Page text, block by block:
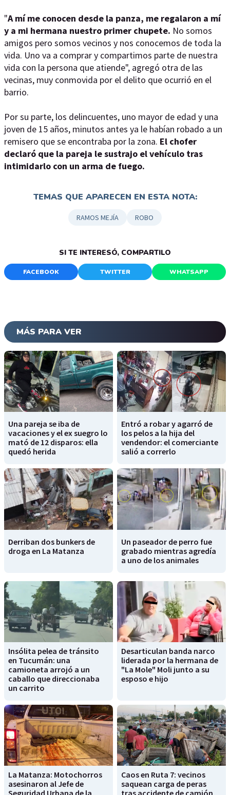
"A mí me conocen desde la panza, me regalaron a mí
y a mi hermana nuestro primer chupete. No somos
amigos pero somos vecinos y nos conocemos de toda la
vida. Uno va a comprar y compartimos parte de nuestra
vida con la persona que atiende", agregó otra de las
vecinas, muy conmovida por el delito que ocurrió en el
barrio.
Por su parte, los delincuentes, uno mayor de edad y una
joven de 15 años, minutos antes ya le habían robado a un
remisero que se encontraba por la zona. El chofer
declaró que la pareja le sustrajo el vehículo tras
intimidarlo con un arma de fuego.
TEMAS QUE APARECEN EN ESTA NOTA:
RAMOS MEJÍA ROBO
SI TE INTERESÓ, COMPARTILO
FACEBOOK TWITTER WHATSAPP
MÁS PARA VER
Una pareja se iba de
vacaciones y el ex suegro lo
mató de 12 disparos: ella
quedó herida
Entró a robar y agarró de
los pelos a la hija del
vendendor: el comerciante
salió a correrlo
Derriban dos bunkers de
droga en La Matanza
Un paseador de perro fue
grabado mientras agredía
a uno de los animales
Insólita pelea de tránsito
en Tucumán: una
camioneta arrojó a un
caballo que direccionaba
un carrito
Desarticulan banda narco
liderada por la hermana de
"La Mole" Moli junto a su
esposo e hijo
La Matanza: Motochorros
asesinaron al Jefe de
Seguridad Urbana de la
Caos en Ruta 7: vecinos
saquean carga de peras
tras accidente de camión